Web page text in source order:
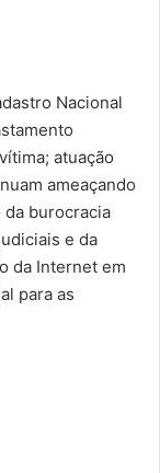
Nacional
atuação
ameaçando
da burocracia
e da
da Internet em
para as